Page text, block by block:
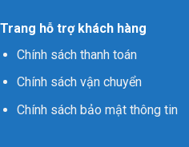
Trang hỗ trợ khách hàng
Chính sách thanh toán
Chính sách vận chuyển
Chính sách bảo mật thông tin